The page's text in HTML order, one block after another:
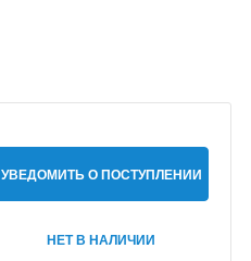
УВЕДОМИТЬ О ПОСТУПЛЕНИИ
НЕТ В НАЛИЧИИ